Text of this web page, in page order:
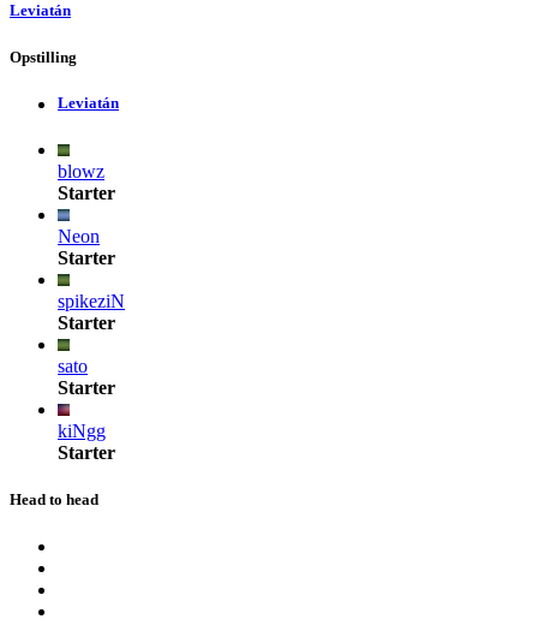
Leviatán
Opstilling
Leviatán
blowz
Starter
Neon
Starter
spikeziN
Starter
sato
Starter
kiNgg
Starter
Head to head